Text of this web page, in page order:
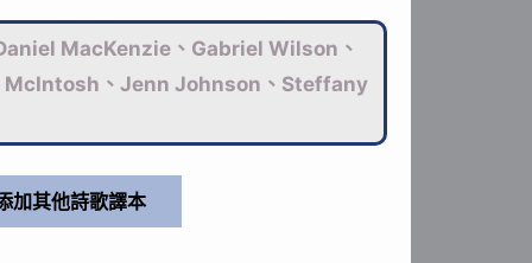
MacKenzie、Gabriel Wilson、
、Jenn Johnson、Steffany